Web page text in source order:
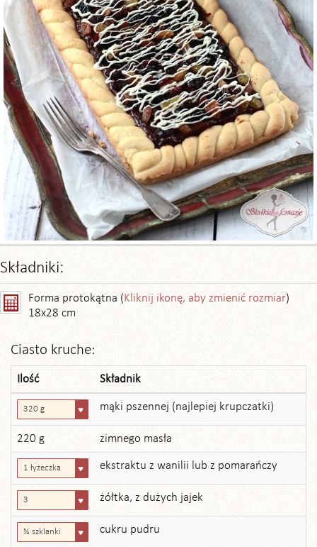
Składniki:
Forma protokątna (Kliknij ikonę, aby zmienić rozmiar)
18x28 cm
Ciasto kruche:
Ilość Składnik
320 g mąki pszennej (najlepiej krupczatki)
220 g zimnego masła
1 łyżeczka ekstraktu z wanilii lub z pomarańczy
3 żółtka, z dużych jajek
¾ szklanki cukru pudru